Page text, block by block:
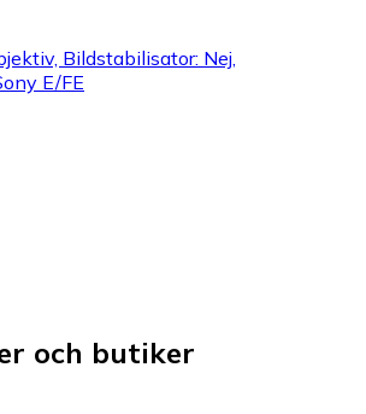
Bildstabilisator: Nej,
E/FE
och butiker